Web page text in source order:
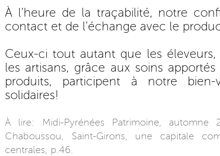
À l’heure de la traçabilité, notre
contact et de l’échange avec le
Ceux-ci tout autant que les éleveurs,
les artisans, grâce aux soins
produits, participent à notre bien-
solidaires!
À lire: Midi-Pyrénées Patrimoine, automne
Chaboussou, Saint-Girons, une capitale
centrales, p.46.